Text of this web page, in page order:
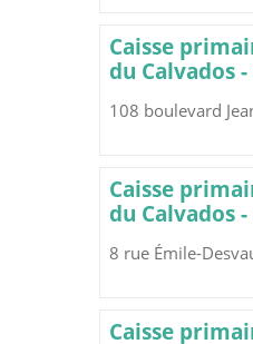
Caisse
du Calvados
108 boulevard
Caisse
du Calvados
8 rue Émile-
Caisse